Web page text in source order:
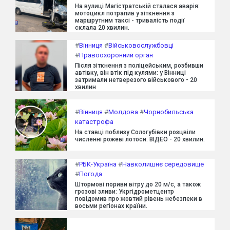
На вулиці Магістратській сталася аварія:
мотоцикл потрапив у зіткнення з
маршрутним таксі - тривалість події
склала 20 хвилин.
#Вінниця #Військовослужбовці
#Правоохоронний орган
Після зіткнення з поліцейським, розбивши
автівку, він втік під кулями: у Вінниці
затримали нетверезого військового - 20
хвилин
#Вінниця #Молдова #Чорнобильська
катастрофа
На ставці поблизу Сологубівки розцвіли
численні рожеві лотоси. ВІДЕО - 20 хвилин.
#РБК-Україна #Навколишнє середовище
#Погода
Штормові пориви вітру до 20 м/с, а також
грозові зливи: Укргідрометцентр
повідомив про жовтий рівень небезпеки в
восьми регіонах країни.